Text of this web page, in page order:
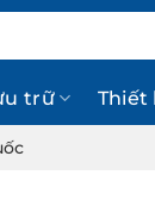
trữ Thiết